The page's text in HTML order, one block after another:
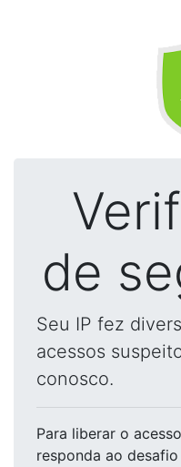
de
Seu IP fez
acessos
conosco.
Para liberar o acesso
responda ao